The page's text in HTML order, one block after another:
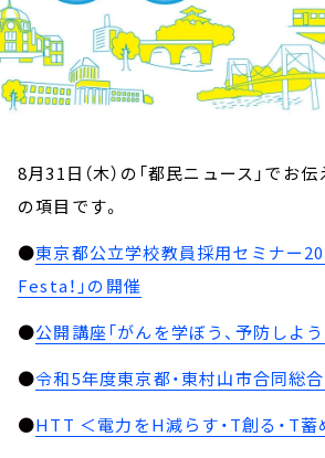
8月31日（木）の「都民ニュース」でお
の項目です。
●東京都公立学校教員採用セミナー
Festa！」の開催
●公開講座「がんを学ぼう、予防しよう
●令和5年度東京都・東村山市合同総
●HTT ＜電力をH減らす・T創る・T蓄